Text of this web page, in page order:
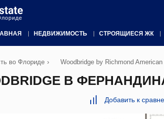
НЕДВИЖИМОСТЬ СТРОЯЩИЕСЯ ЖК
во Флориде › Woodbridge by Richmond American
В
Добавить к